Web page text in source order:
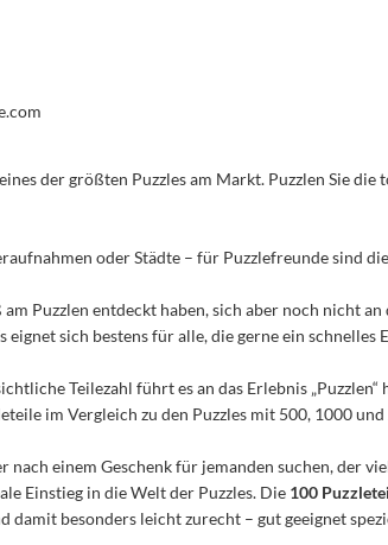
der größten Puzzles am Markt. Puzzlen Sie
oder Städte – für Puzzlefreunde sind die
Puzzlen entdeckt haben, sich aber noch nicht
sich bestens für alle, die gerne ein schnelles
Teilezahl führt es an das Erlebnis
im Vergleich zu den Puzzles mit 500, 1000
einem Geschenk für jemanden suchen, der
Einstieg in die Welt der Puzzles. Die 100
damit besonders leicht zurecht – gut geeignet